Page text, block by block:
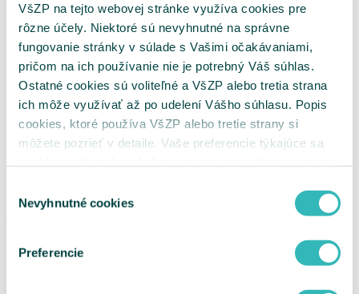
VšZP na tejto webovej stránke využíva cookies pre
rôzne účely. Niektoré sú nevyhnutné na správne
fungovanie stránky v súlade s Vašimi očakávaniami,
pričom na ich používanie nie je potrebný Váš súhlas.
Ostatné cookies sú voliteľné a VšZP alebo tretia strana
ich môže využívať až po udelení Vášho súhlasu. Popis
cookies, ktoré používa VšZP alebo tretie strany si
môžete pozrieť v detaile. Vaše preferencie týkajúce sa
súhlasu
Nevyhnutné cookies
Preferencie
Výkaz preddavkov zamestnávateľa
Výkaz preddavkov na poistné na verejné
zdravotné poistenie platiteľa dividend
Žiadosť o splátkový kalendár
Žiadosť o vrátenie poistného / Žiadosť o
preúčtovanie platby
Vyhľadanie príslušnosti k pobočke
Ukrajina
MenuBanner
Stiahnite si mobilnú aplikáciu VšZP z App Store
Stiahnite si mobilnú aplikáciu VšZP z Google Play
Stiahnite si mobilnú aplikáciu VšZP z App Gallery
Vyrobila spoločnosťInterWay
Facebook
Instagram